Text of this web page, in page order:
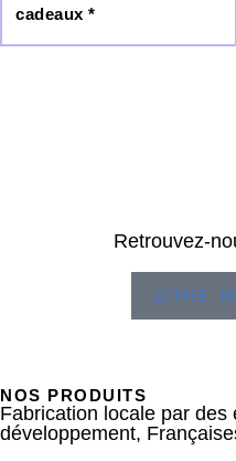
cadeaux *
Retrouvez-
NOS PRODUITS
Fabrication locale par
développement,